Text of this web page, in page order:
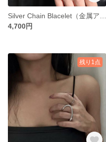
4,700円
残り1点